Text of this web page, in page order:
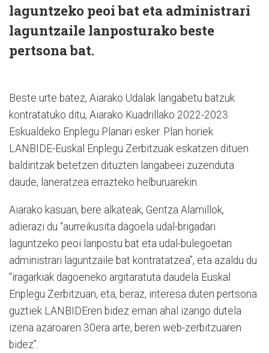
laguntzeko peoi bat eta administrari
laguntzaile lanposturako beste
pertsona bat.
Beste urte batez, Aiarako Udalak langabetu batzuk
kontratatuko ditu, Aiarako Kuadrillako 2022-2023
Eskualdeko Enplegu Planari esker. Plan horiek
LANBIDE-Euskal Enplegu Zerbitzuak eskatzen dituen
baldintzak betetzen dituzten langabeei zuzenduta
daude, laneratzea errazteko helburuarekin.
Aiarako kasuan, bere alkateak, Gentza Alamillok,
adierazi du “aurreikusita dagoela udal-brigadari
laguntzeko peoi lanpostu bat eta udal-bulegoetan
administrari laguntzaile bat kontratatzea”, eta azaldu du
“iragarkiak dagoeneko argitaratuta daudela Euskal
Enplegu Zerbitzuan, eta, beraz, interesa duten pertsona
guztiek LANBIDEren bidez eman ahal izango dutela
izena azaroaren 30era arte, beren web-zerbitzuaren
bidez”.